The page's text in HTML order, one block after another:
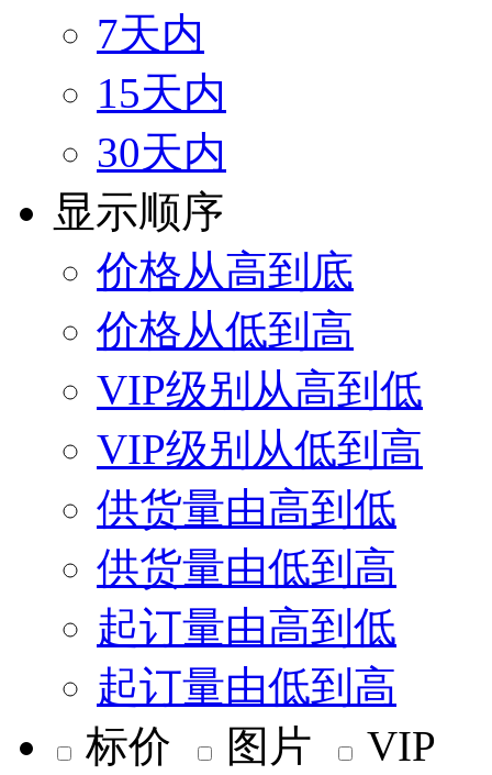
7天内
15天内
30天内
显示顺序
价格从高到底
价格从低到高
VIP级别从高到低
VIP级别从低到高
供货量由高到低
供货量由低到高
起订量由高到低
起订量由低到高
标价
图片 VIP